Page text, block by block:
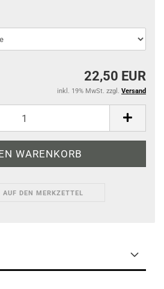
22,50 EUR
inkl. 19% MwSt. zzgl. Versand
AUF DEN MERKZETTEL